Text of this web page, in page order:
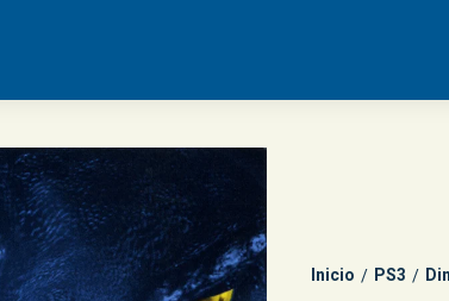
Inicio / PS3 /